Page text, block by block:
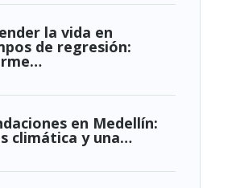
la vida en
de regresión:
en Medellín:
climática y una…